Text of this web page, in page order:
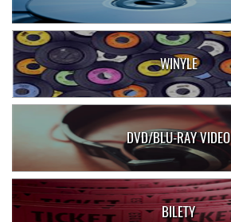
WINYLE
DVD/BLU-RAY VIDEO
BILETY